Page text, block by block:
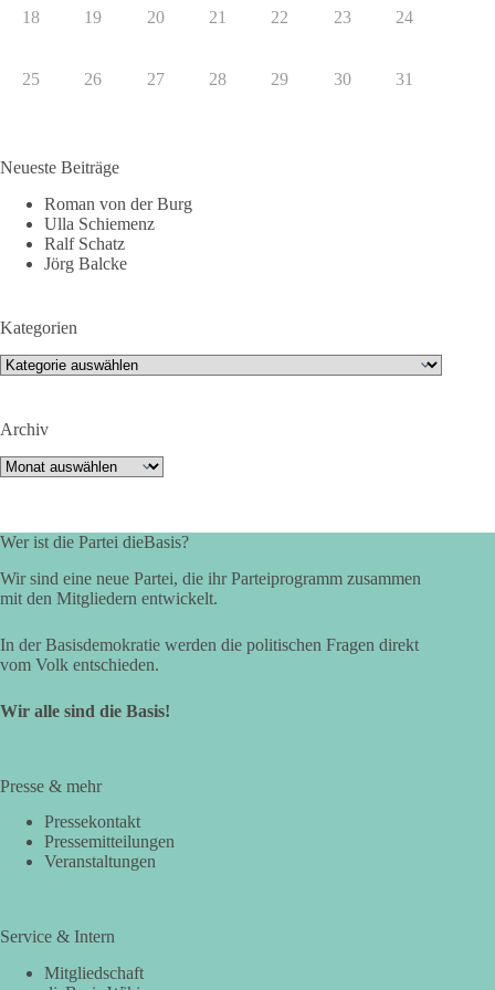
18 19 20 21 22 23 24
25 26 27 28 29 30 31
Neueste Beiträge
Roman von der Burg
Ulla Schiemenz
Ralf Schatz
Jörg Balcke
Kategorien
Kategorien
Archiv
Archiv
Wer ist die Partei dieBasis?
Wir sind eine neue Partei, die ihr Parteiprogramm zusammen
mit den Mitgliedern entwickelt.
In der Basisdemokratie werden die politischen Fragen direkt
vom Volk entschieden.
Wir alle sind die Basis!
Presse & mehr
Pressekontakt
Pressemitteilungen
Veranstaltungen
Service & Intern
Mitgliedschaft